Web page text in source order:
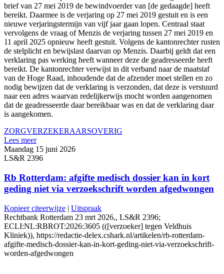
brief van 27 mei 2019 de bewindvoerder van [de gedaagde] heeft
bereikt. Daarmee is de verjaring op 27 mei 2019 gestuit en is een
nieuwe verjaringstermijn van vijf jaar gaan lopen. Centraal staat
vervolgens de vraag of Menzis de verjaring tussen 27 mei 2019 en
11 april 2025 opnieuw heeft gestuit. Volgens de kantonrechter rusten
de stelplicht en bewijslast daarvan op Menzis. Daarbij geldt dat een
verklaring pas werking heeft wanneer deze de geadresseerde heeft
bereikt. De kantonrechter verwijst in dit verband naar de maatstaf
van de Hoge Raad, inhoudende dat de afzender moet stellen en zo
nodig bewijzen dat de verklaring is verzonden, dat deze is verstuurd
naar een adres waarvan redelijkerwijs mocht worden aangenomen
dat de geadresseerde daar bereikbaar was en dat de verklaring daar
is aangekomen.
ZORGVERZEKERAARSOVERIG
Lees meer
Maandag 15 juni 2026
LS&R 2396
Rb Rotterdam: afgifte medisch dossier kan in kort
geding niet via verzoekschrift worden afgedwongen
Kopieer citeerwijze | Uitspraak
Rechtbank Rotterdam 23 mrt 2026,, LS&R 2396;
ECLI:NL:RBROT:2026:3605 (([verzoeker] tegen Veldhuis
Kliniek)), https://redactie-delex.cshark.nl/artikelen/rb-rotterdam-
afgifte-medisch-dossier-kan-in-kort-geding-niet-via-verzoekschrift-
worden-afgedwongen